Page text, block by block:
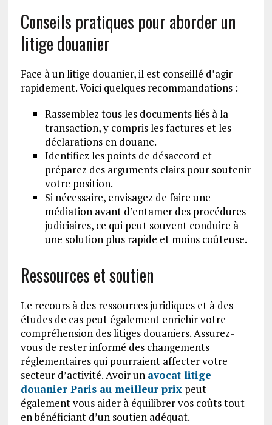
Conseils pratiques pour aborder un
litige douanier
Face à un litige douanier, il est conseillé d’agir
rapidement. Voici quelques recommandations :
Rassemblez tous les documents liés à la
transaction, y compris les factures et les
déclarations en douane.
Identifiez les points de désaccord et
préparez des arguments clairs pour soutenir
votre position.
Si nécessaire, envisagez de faire une
médiation avant d’entamer des procédures
judiciaires, ce qui peut souvent conduire à
une solution plus rapide et moins coûteuse.
Ressources et soutien
Le recours à des ressources juridiques et à des
études de cas peut également enrichir votre
compréhension des litiges douaniers. Assurez-
vous de rester informé des changements
réglementaires qui pourraient affecter votre
secteur d’activité. Avoir un avocat litige
douanier Paris au meilleur prixpeut
également vous aider à équilibrer vos coûts tout
en bénéficiant d’un soutien adéquat.